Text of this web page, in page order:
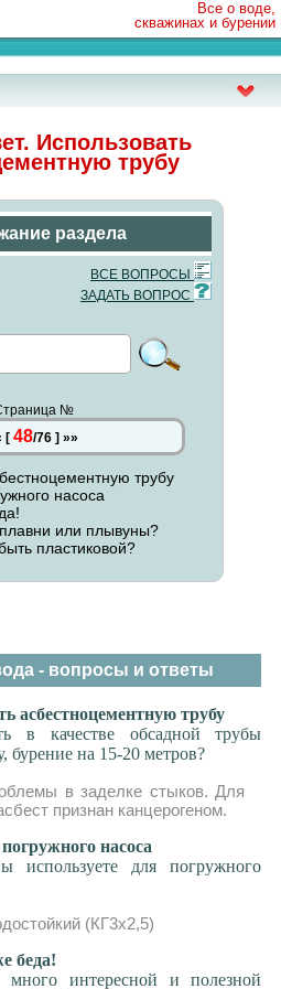
Все о воде,
скважинах и бурении
Использовать
трубу
раздела
ВСЕ ВОПРОСЫ
ЗАДАТЬ ВОПРОС
№
[ 48/76] »»
трубу
насоса
или плывуны?
пластиковой?
- вопросы и ответы
асбестноцементную трубу
в качестве обсадной трубы
бурение на 15-20 метров?
в заделке стыков. Для
признан канцерогеном.
насоса
используете для погружного
(КГ3х2,5)
беда!
много интересной и полезной